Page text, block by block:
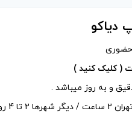
دیاکو
حضوری
( کلیک کنید )
و به روز میباشد .
2 تا 4 روز